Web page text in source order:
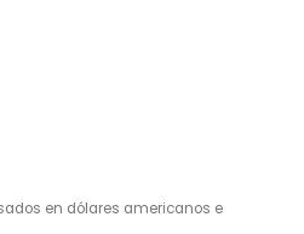
en dólares americanos e